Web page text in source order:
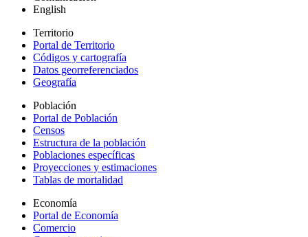
English
Territorio
Portal de Territorio
Códigos y cartografía
Datos georreferenciados
Geografía
Población
Portal de Población
Censos
Estructura de la población
Poblaciones específicas
Proyecciones y estimaciones
Tablas de mortalidad
Economía
Portal de Economía
Comercio